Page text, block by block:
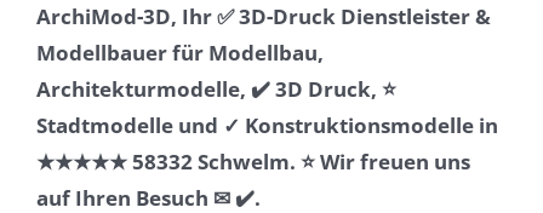
ArchiMod-3D, Ihr ✅ 3D-Druck Dienstleister &
Modellbauer für Modellbau,
Architekturmodelle, ✔️ 3D Druck, ⭐
Stadtmodelle und ✓ Konstruktionsmodelle in
★★★★★ 58332 Schwelm. ⭐ Wir freuen uns
auf Ihren Besuch ✉ ✔️.